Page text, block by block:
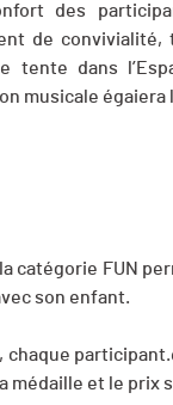
des
de convivialité,
tente dans
musicale égaiera
catégorie FUN
son enfant.
chaque
médaille et le prix